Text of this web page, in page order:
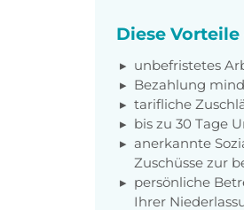
Diese
unbefristetes
Bezahlung
tarifliche
bis zu 30 Tage
anerkannte
Zuschüsse zur
persönliche
Ihrer